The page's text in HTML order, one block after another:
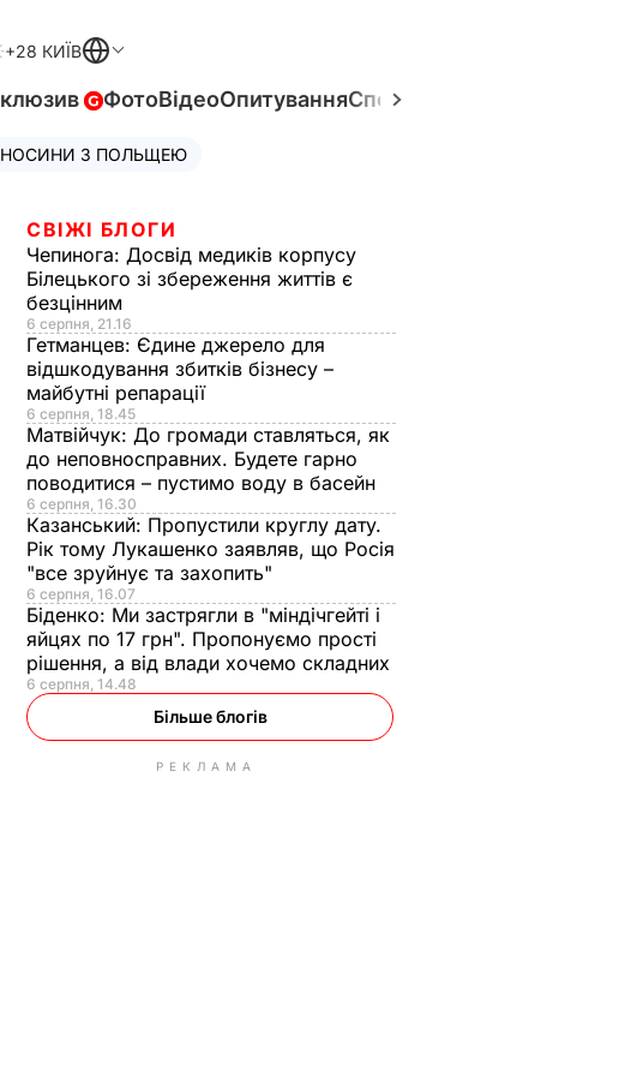
+28 КИЇВ
ФотоВідеоОпитуванняСпецпроєкти
З ПОЛЬЩЕЮ
СВІЖІ БЛОГИ
Чепинога: Досвід медиків корпусу
Білецького зі збереження життів є
безцінним
6 серпня, 21.16
Гетманцев: Єдине джерело для
відшкодування збитків бізнесу –
майбутні репарації
6 серпня, 18.45
Матвійчук: До громади ставляться, як
до неповносправних. Будете гарно
поводитися – пустимо воду в басейн
6 серпня, 16.30
Казанський: Пропустили круглу дату.
Рік тому Лукашенко заявляв, що Росія
"все зруйнує та захопить"
6 серпня, 16.07
Біденко: Ми застрягли в "міндічгейті і
яйцях по 17 грн". Пропонуємо прості
рішення, а від влади хочемо складних
6 серпня, 14.48
Більше блогів
РЕКЛАМА